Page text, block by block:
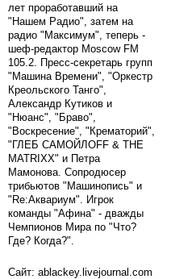
лет проработавший на
"Нашем Радио", затем на
радио "Максимум", теперь -
шеф-редактор Moscow FM
105.2. Пресс-секретарь групп
"Машина Времени", "Оркестр
Креольского Танго",
Александр Кутиков и
"Нюанс", "Браво",
"Воскресение", "Крематорий",
"ГЛЕБ САМОЙЛОFF & THE
MATRIXX" и Петра
Мамонова. Сопродюсер
трибьютов "Машинопись" и
"Re:Аквариум". Игрок
команды "Афина" - дважды
Чемпионов Мира по "Что?
Где? Когда?".
Сайт: ablackey.livejournal.com